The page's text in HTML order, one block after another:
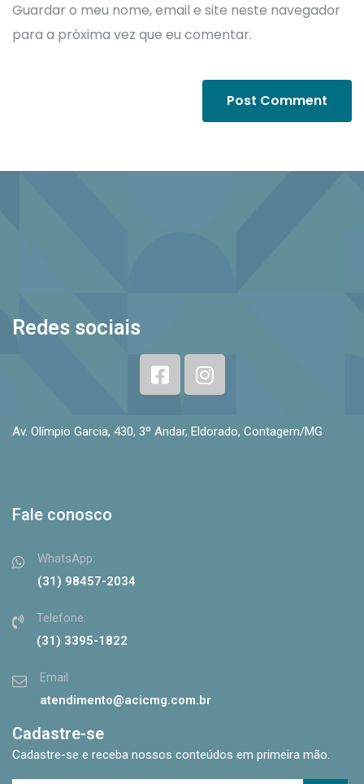
Guardar o meu nome, email e site neste navegador
para a próxima vez que eu comentar.
Redes sociais
Av. Olímpio Garcia, 430, 3º Andar, Eldorado, Contagem/MG
Fale conosco
WhatsApp:
(31) 98457-2034
Telefone:
(31) 3395-1822
Email
atendimento@acicmg.com.br
Cadastre-se
Cadastre-se e receba nossos conteúdos em primeira mão.